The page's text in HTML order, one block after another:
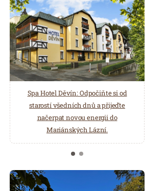
Spa Hotel Děvín: Odpočiňte si od
starostí všedních dnů a přijeďte
načerpat novou energii do
Mariánských Lázní.
Saunový ráj Holice: Odpočinek a
relaxace v oáze klidu a pohody.
Několik druhů saun a různé možnosti
ochlazení.